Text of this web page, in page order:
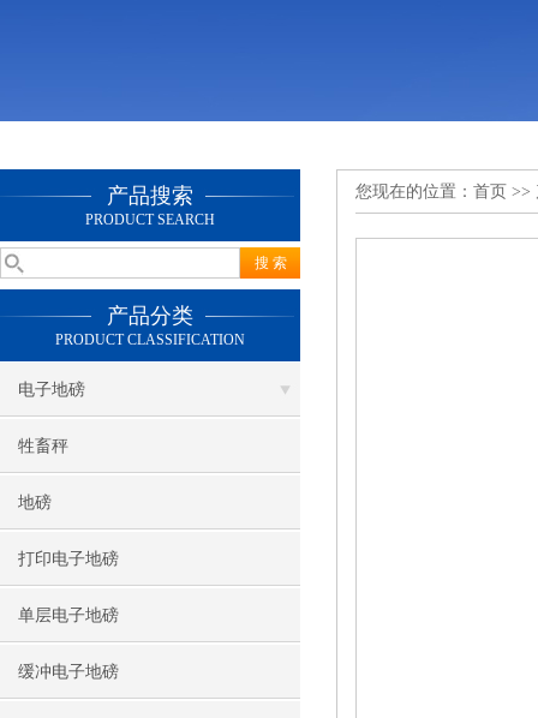
产品搜索
PRODUCT SEARCH
产品分类
PRODUCT CLASSIFICATION
电子地磅
牲畜秤
地磅
打印电子地磅
单层电子地磅
缓冲电子地磅
您现在的位置： 首页 >>